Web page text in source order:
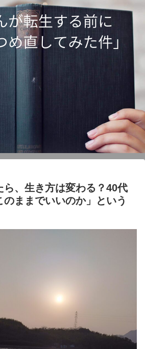
ら、生き方は変わる？40代
のままでいいのか」という